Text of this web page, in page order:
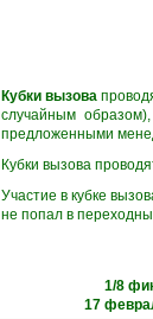
Кубки вызова
случайным
предложенными
Кубки вызова
Участие в кубке
не попал в
1/8
17